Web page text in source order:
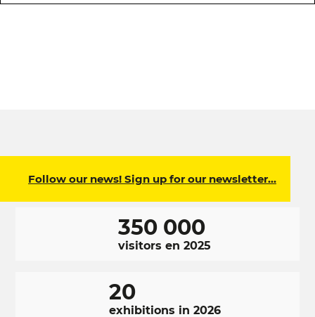
Follow our news! Sign up for our newsletter…
350 000
visitors en 2025
20
exhibitions in 2026